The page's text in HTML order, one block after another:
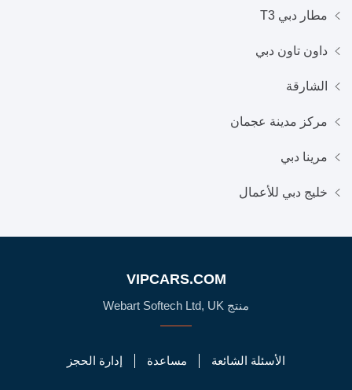
مطار دبي T3
داون تاون دبي
الشارقة
مركز مدينة عجمان
مرينا دبي
خليج دبي للأعمال
VIPCARS.COM
منتج Webart Softech Ltd, UK
الأسئلة الشائعة مساعدة إدارة الحجز